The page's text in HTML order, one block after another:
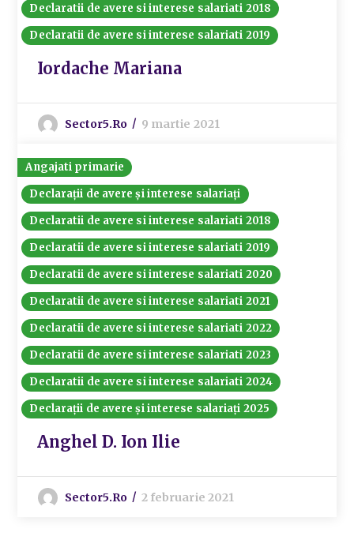
Declaratii de avere si interese salariati 2018
Declaratii de avere si interese salariati 2019
Iordache Mariana
Sector5.ro 9 martie 2021
Angajati primarie
Declarații de avere și interese salariați
Declaratii de avere si interese salariati 2018
Declaratii de avere si interese salariati 2019
Declaratii de avere si interese salariati 2020
Declaratii de avere si interese salariati 2021
Declaratii de avere si interese salariati 2022
Declaratii de avere si interese salariati 2023
Declaratii de avere si interese salariati 2024
Declarații de avere și interese salariați 2025
Anghel D. Ion Ilie
Sector5.ro 2 februarie 2021